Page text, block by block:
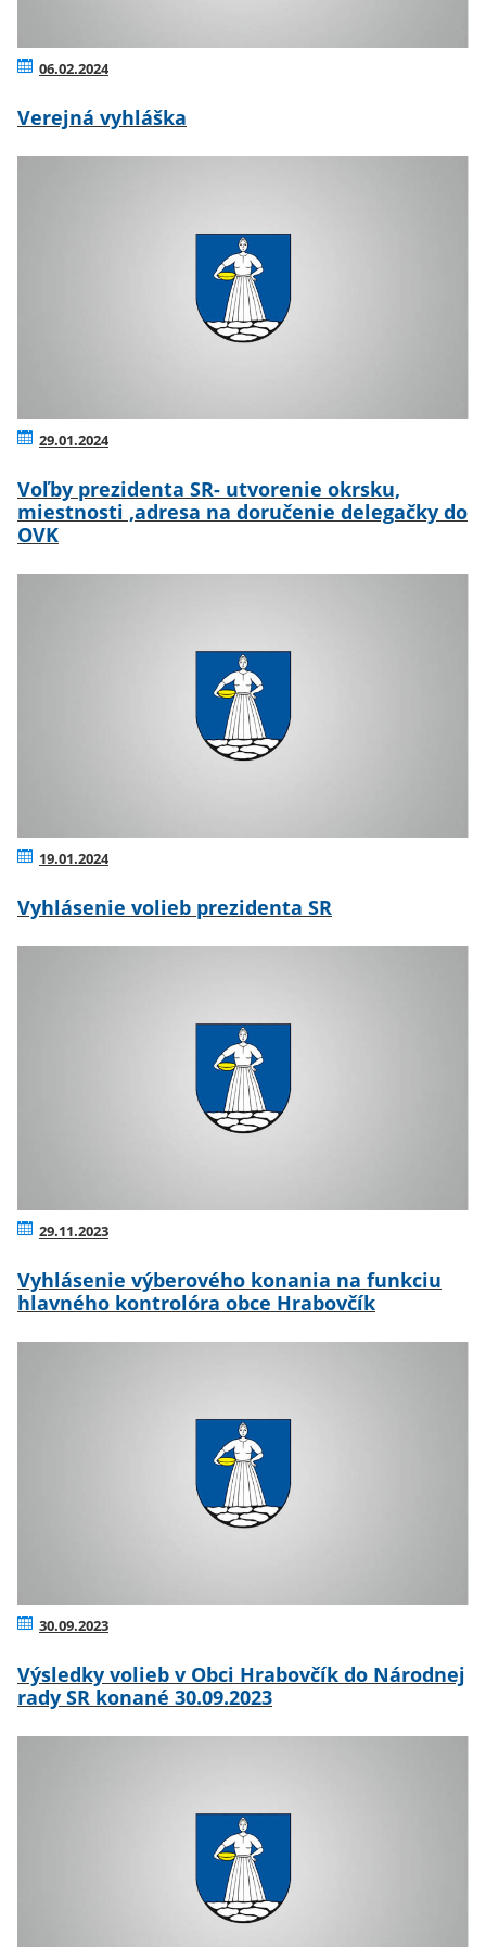
06.02.2024
Verejná vyhláška
29.01.2024
Voľby prezidenta SR- utvorenie okrsku,
miestnosti ,adresa na doručenie delegačky do
OVK
19.01.2024
Vyhlásenie volieb prezidenta SR
29.11.2023
Vyhlásenie výberového konania na funkciu
hlavného kontrolóra obce Hrabovčík
30.09.2023
Výsledky volieb v Obci Hrabovčík do Národnej
rady SR konané 30.09.2023